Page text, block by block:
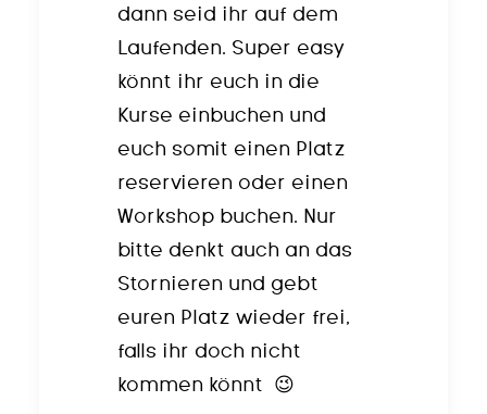
dann seid ihr auf dem
Laufenden. Super easy
könnt ihr euch in die
Kurse einbuchen und
euch somit einen Platz
reservieren oder einen
Workshop buchen. Nur
bitte denkt auch an das
Stornieren und gebt
euren Platz wieder frei,
falls ihr doch nicht
kommen könnt 😉